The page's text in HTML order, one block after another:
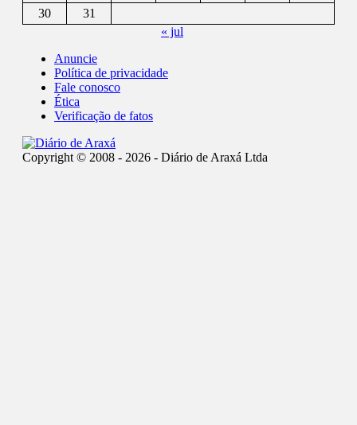
30
31
« jul
Anuncie
Política de privacidade
Fale conosco
Ética
Verificação de fatos
Copyright © 2008 - 2026 - Diário de Araxá Ltda